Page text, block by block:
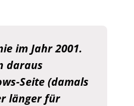
im Jahr 2001.
daraus
Seite (damals
länger für